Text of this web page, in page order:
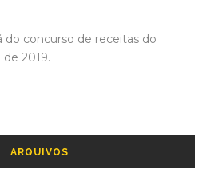
do concurso de receitas do
2019.
ARQUIVOS